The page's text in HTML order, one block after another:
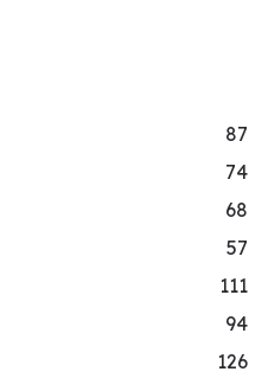
87
74
68
57
111
94
126